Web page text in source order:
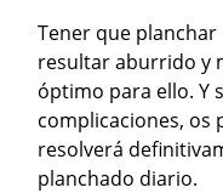
Tener que
resultar aburrido y
óptimo para ello. Y
complicaciones, os
resolverá
planchado diario.